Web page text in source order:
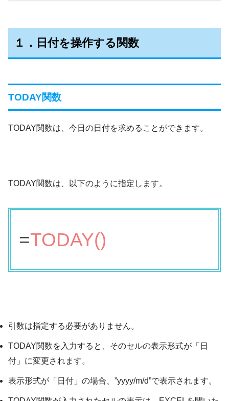
１．日付を操作する関数
TODAY関数
TODAY関数は、今日の日付を求めることができます。
TODAY関数は、以下のように指定します。
=TODAY()
引数は指定する必要がありません。
TODAY関数を入力すると、そのセルの表示形式が「日
付」に変更されます。
表示形式が「日付」の場合、”yyyy/m/d”で表示されます。